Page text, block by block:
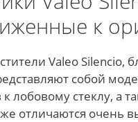
к
Valeo Silencio,
собой
лобовому стеклу, а
отличаются очень